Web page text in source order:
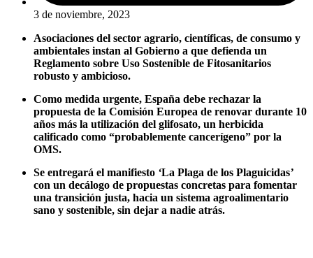
3 de noviembre, 2023
Asociaciones del sector agrario, científicas, de consumo y
ambientales instan al Gobierno a que defienda un
Reglamento sobre Uso Sostenible de Fitosanitarios
robusto y ambicioso.
Como medida urgente, España debe rechazar la
propuesta de la Comisión Europea de renovar durante 10
años más la utilización del glifosato, un herbicida
calificado como “probablemente cancerígeno” por la
OMS.
Se entregará el manifiesto ‘La Plaga de los Plaguicidas’
con un decálogo de propuestas concretas para fomentar
una transición justa, hacia un sistema agroalimentario
sano y sostenible, sin dejar a nadie atrás.